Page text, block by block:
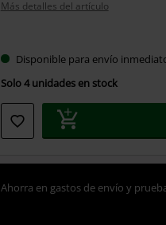
Más detalles del artículo
Elige
tu
talla
Disponible para envío
Solo 4 unidades en stock
Ahorra en gastos de envío y